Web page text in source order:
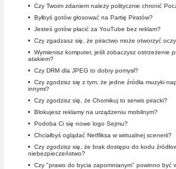
• Czy Twoim zdaniem należy politycznie chronić
• Byłbyś gotów głosować na Partię Piratów?
• Jesteś gotów płacić za YouTube bez reklam?
• Czy zgadzasz się, że piractwo może otworzyć
• Wymienisz komputer, jeśli zobaczysz ostrzeżenie
atakiem?
• Czy DRM dla JPEG to dobry pomysł?
• Czy zgodzisz się z tym, że jedne źródła muzyki
innymi?
• Czy zgodzisz się, że Chomikuj to serwis piracki?
• Blokujesz reklamy na urządzeniu mobilnym?
• Podoba Ci się nowe logo Sejmu?
• Chciałbyś oglądać Netfliksa w wirtualnej scenerii?
• Czy zgodzisz się, że brak dostępu do kodu
niebezpieczeństwo?
• Czy "prawo do bycia zapomnianym" powinno być